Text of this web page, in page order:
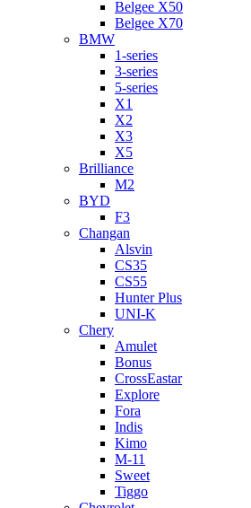
Belgee X50
Belgee X70
BMW
1-series
3-series
5-series
X1
X2
X3
X5
Brilliance
M2
BYD
F3
Changan
Alsvin
CS35
CS55
Hunter Plus
UNI-K
Chery
Amulet
Bonus
CrossEastar
Explore
Fora
Indis
Kimo
M-11
Sweet
Tiggo